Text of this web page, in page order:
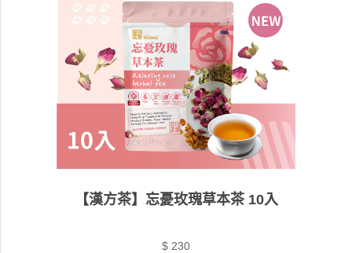
【漢方茶】忘憂玫瑰草本茶 10入
$ 230